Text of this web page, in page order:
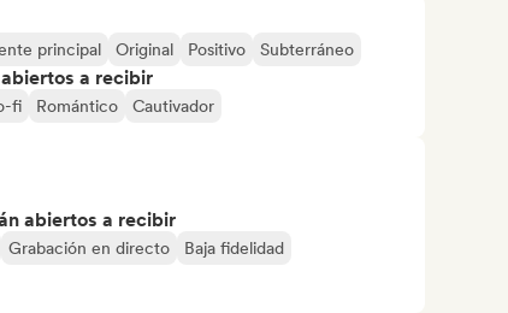
principal Original Positivo Subterráneo
a recibir
fi Romántico Cautivador
abiertos a recibir
Grabación en directo
Baja fidelidad